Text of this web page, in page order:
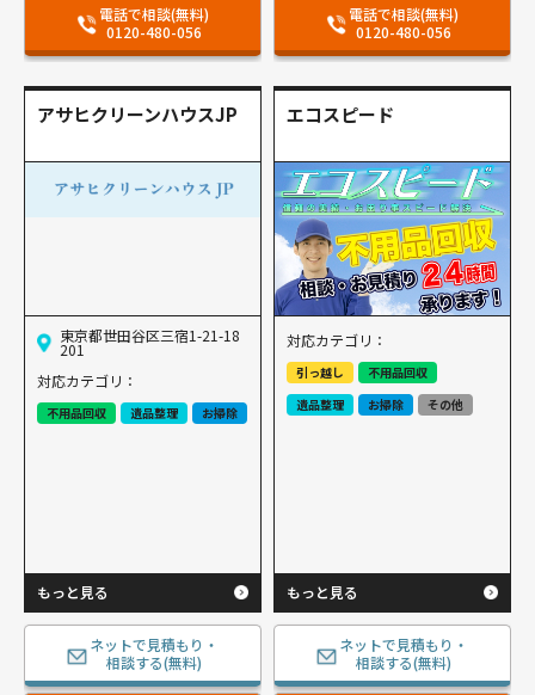
電話で相談(無料)
0120-480-056
電話で相談(無料)
0120-480-056
アサヒクリーンハウスJP
東京都世田谷区三宿1-21-18
201
対応カテゴリ：
不用品回収 遺品整理 お掃除
もっと見る
ネットで見積もり・
相談する(無料)
エコスピード
対応カテゴリ：
引っ越し
不用品回収
遺品整理
お掃除 その他
もっと見る
ネットで見積もり・
相談する(無料)